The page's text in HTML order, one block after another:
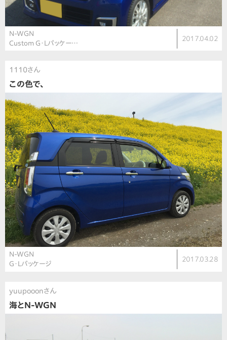
N-WGN
Custom G・Lパッケー…
2017.04.02
1110さん
この色で、
N-WGN
G・Lパッケージ
2017.03.28
yuupooonさん
海とN-WGN